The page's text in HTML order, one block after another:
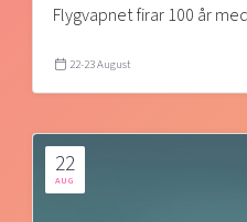
Flygvapnet firar 100 år
22-23 August
22
AUG